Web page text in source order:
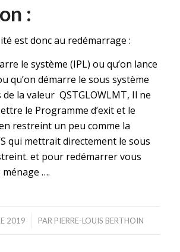
:
est donc au redémarrage :
le système (IPL) ou qu’on lance
qu’on démarre le sous système
de la valeur QSTGLOWLMT, Il ne
le Programme d’exit et le
restreint un peu comme la
qui mettrait directement le sous
et pour redémarrer vous
….
2019 PAR PIERRE-LOUIS BERTHOIN